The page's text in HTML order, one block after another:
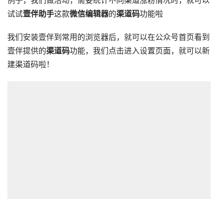
试试壹伴助手这款微信编辑器的渠道码功能啦
我们安装壹伴到常用的浏览器后，就可以在公众号首页看到
壹伴提供的渠道码功能，我们点击进入设置页面，就可以新
建渠道码啦！